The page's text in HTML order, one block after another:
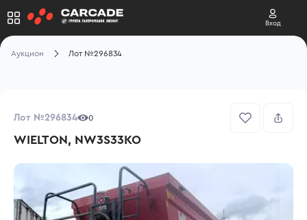
Вход
Аукцион Лот №296834
Лот №296834 0
WIELTON, NW3S33KO